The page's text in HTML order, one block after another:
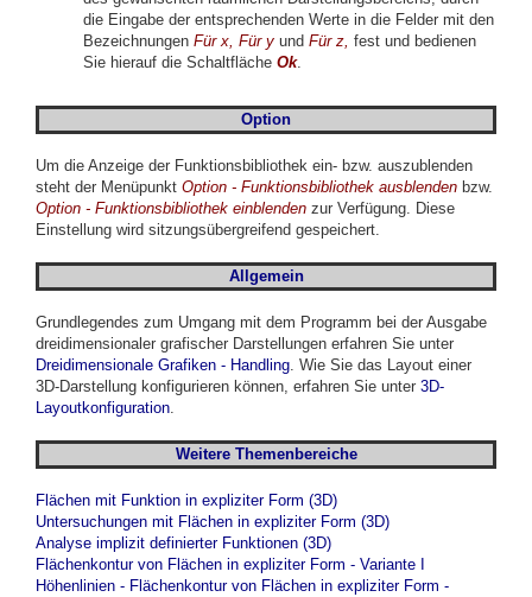
die Eingabe der entsprechenden Werte in die Felder mit den
Bezeichnungen Für x, Für y und Für z, fest und bedienen
Sie hierauf die Schaltfläche Ok.
Option
Um die Anzeige der Funktionsbibliothek ein- bzw. auszublenden
steht der Menüpunkt Option - Funktionsbibliothek ausblenden bzw.
Option - Funktionsbibliothek einblenden zur Verfügung. Diese
Einstellung wird sitzungsübergreifend gespeichert.
Allgemein
Grundlegendes zum Umgang mit dem Programm bei der Ausgabe
dreidimensionaler grafischer Darstellungen erfahren Sie unter
Dreidimensionale Grafiken - Handling. Wie Sie das Layout einer
3D-Darstellung konfigurieren können, erfahren Sie unter 3D-
Layoutkonfiguration.
Weitere Themenbereiche
Flächen mit Funktion in expliziter Form (3D)
Untersuchungen mit Flächen in expliziter Form (3D)
Analyse implizit definierter Funktionen (3D)
Flächenkontur von Flächen in expliziter Form - Variante I
Höhenlinien - Flächenkontur von Flächen in expliziter Form -